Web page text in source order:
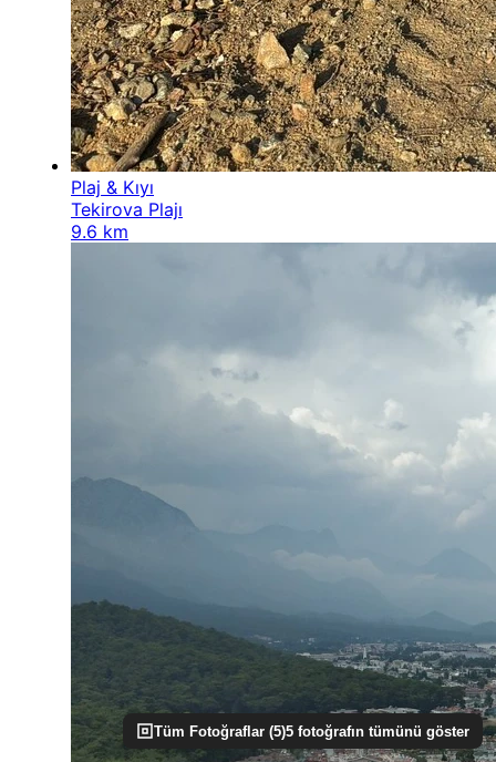
Tüm Fotoğraflar (5)5 fotoğrafın tümünü göster
Plaj & Kıyı
Tekirova Plajı
9.6 km